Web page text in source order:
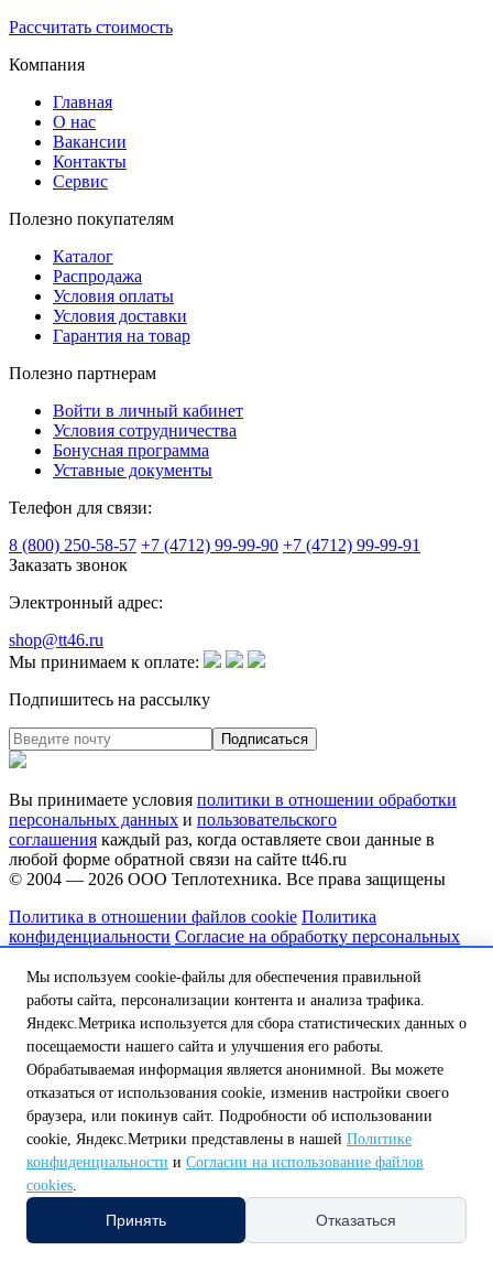
Рассчитать стоимость
Компания
Главная
О нас
Вакансии
Контакты
Сервис
Полезно покупателям
Каталог
Распродажа
Условия оплаты
Условия доставки
Гарантия на товар
Полезно партнерам
Войти в личный кабинет
Условия сотрудничества
Бонусная программа
Уставные документы
Телефон для связи:
8 (800) 250-58-57 +7 (4712) 99-99-90 +7 (4712) 99-99-91
Заказать звонок
Электронный адрес:
shop@tt46.ru
Мы принимаем к оплате:
Подпишитесь на рассылку
Вы принимаете условия политики в отношении обработки
персональных данных и пользовательского
соглашения каждый раз, когда оставляете свои данные в
любой форме обратной связи на сайте tt46.ru
© 2004 — 2026 ООО Теплотехника. Все права защищены
Политика в отношении файлов cookie Политика
конфиденциальности Согласие на обработку персональных
Сделано в
Выберите регион или область самовывоза
На данный момент в вашей области нет пункта самовывоза,
но мы над этим работаем.
Обатитесь к нашему оператору по телефону:
8 (800) 250-58-57 или напишите на почту
shop@tt46.ru
и мы поможем вам доставить товар.
Белгородская обл.
Нижегородская обл.
Орловская обл.
Тульская
Мы используем cookie-файлы для обеспечения правильной
работы сайта, персонализации контента и анализа трафика.
Яндекс.Метрика используется для сбора статистических данных о
посещаемости нашего сайта и улучшения его работы.
Обрабатываемая информация является анонимной. Вы можете
отказаться от использования cookie, изменив настройки своего
браузера, или покинув сайт. Подробности об использовании
cookie, Яндекс.Метрики представлены в нашей Политике
конфиденциальности и Согласии на использование файлов
cookies.
Принять Отказаться